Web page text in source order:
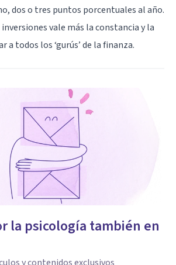
dos o tres puntos porcentuales al año.
vale más la constancia y la
a todos los ‘gurús’ de la finanza.
la psicología también en